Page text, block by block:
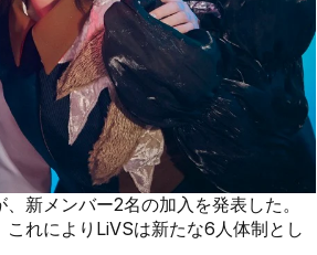
新メンバー2名の加入を発表した。
れによりLiVSは新たな6人体制とし